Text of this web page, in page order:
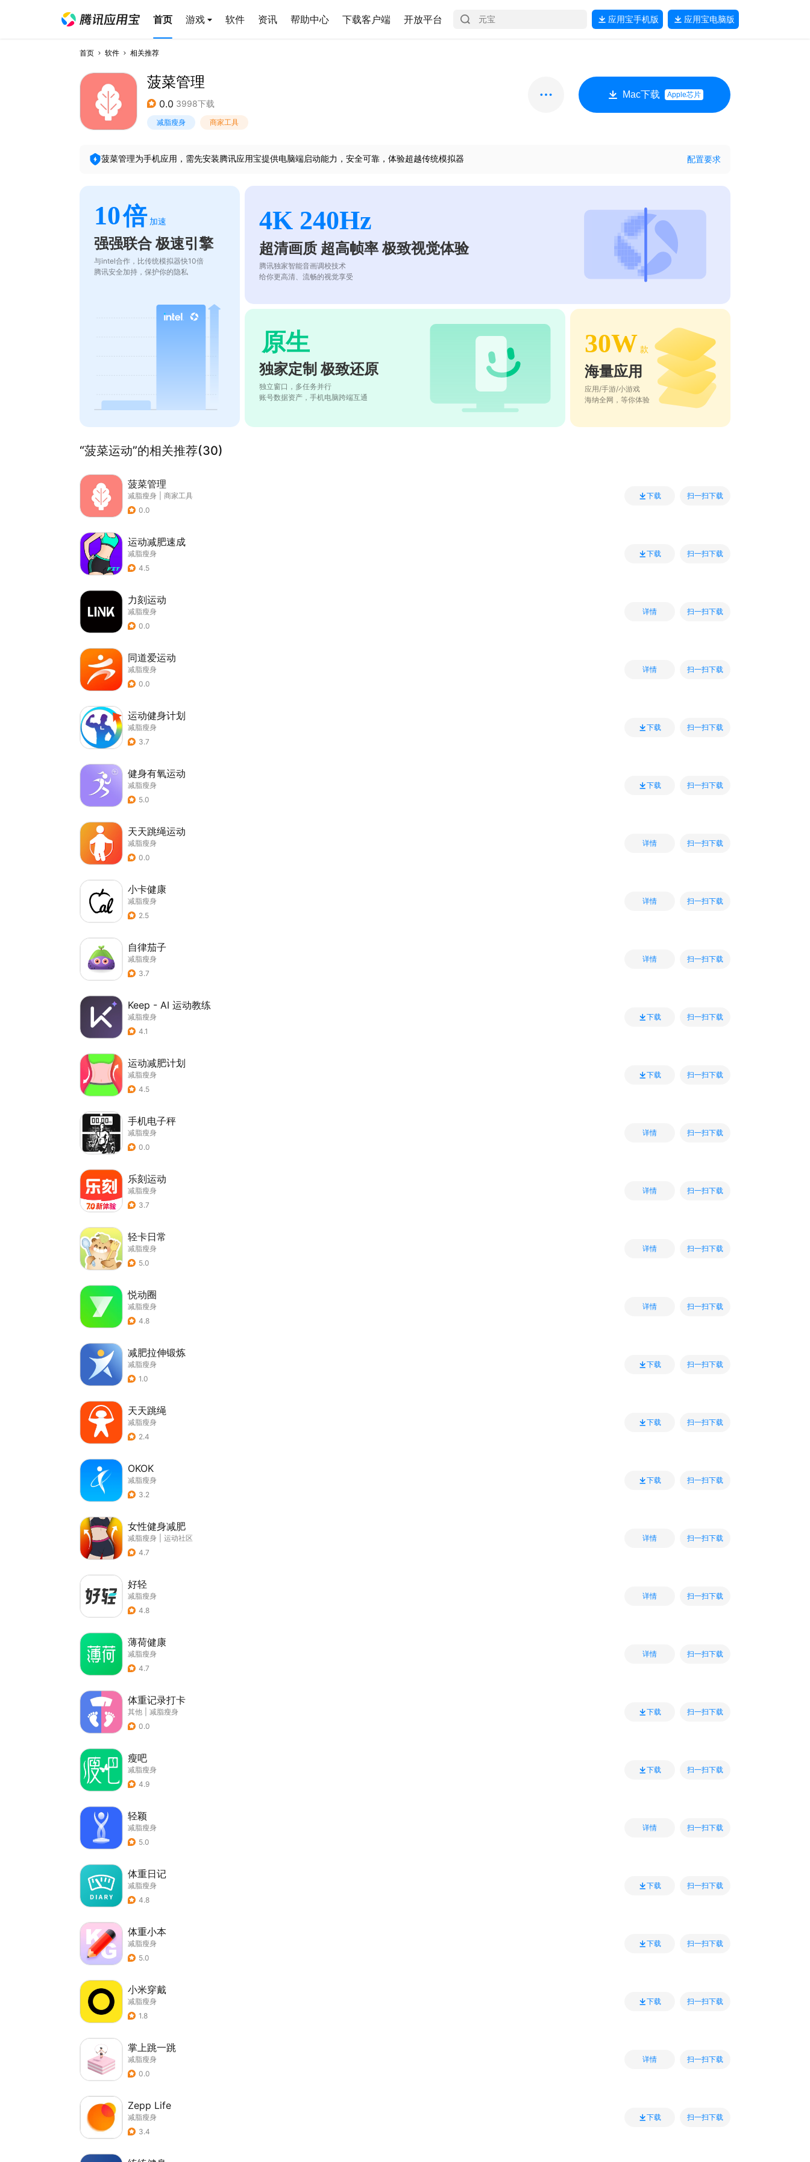
首页 游戏 软件 资讯 帮助中心 下载客户端 开放平台 应用宝手机版 应用宝电脑版
首页 软件 相关推荐
菠菜管理
0.0 3998下载
减脂瘦身 商家工具
Mac下载 Apple芯片
菠菜管理为手机应用，需先安装腾讯应用宝提供电脑端启动能力，安全可靠，体验超越传统模拟器 配置要求
10倍 加速
强强联合 极速引擎
与intel合作，比传统模拟器快10倍
腾讯安全加持，保护你的隐私
4K 240Hz
超清画质 超高帧率 极致视觉体验
腾讯独家智能音画调校技术
给你更高清、流畅的视觉享受
原生
独家定制 极致还原
独立窗口，多任务并行
账号数据资产，手机电脑跨端互通
30W 款
海量应用
应用/手游/小游戏
海纳全网，等你体验
“菠菜运动”的相关推荐(30)
菠菜管理
减脂瘦身
商家工具
0.0
下载 扫一扫下载
运动减肥速成
减脂瘦身
4.5
下载 扫一扫下载
力刻运动
减脂瘦身
0.0
详情 扫一扫下载
同道爱运动
减脂瘦身
0.0
详情 扫一扫下载
运动健身计划
减脂瘦身
3.7
下载 扫一扫下载
健身有氧运动
减脂瘦身
5.0
下载 扫一扫下载
天天跳绳运动
减脂瘦身
0.0
详情 扫一扫下载
小卡健康
减脂瘦身
2.5
详情 扫一扫下载
自律茄子
减脂瘦身
3.7
详情 扫一扫下载
Keep - AI 运动教练
减脂瘦身
4.1
下载 扫一扫下载
运动减肥计划
减脂瘦身
4.5
下载 扫一扫下载
手机电子秤
减脂瘦身
0.0
详情 扫一扫下载
乐刻运动
减脂瘦身
3.7
详情 扫一扫下载
轻卡日常
减脂瘦身
5.0
详情 扫一扫下载
悦动圈
减脂瘦身
4.8
详情 扫一扫下载
减肥拉伸锻炼
减脂瘦身
1.0
下载 扫一扫下载
天天跳绳
减脂瘦身
2.4
下载 扫一扫下载
OKOK
减脂瘦身
3.2
下载 扫一扫下载
女性健身减肥
减脂瘦身
运动社区
4.7
详情 扫一扫下载
好轻
减脂瘦身
4.8
详情 扫一扫下载
薄荷健康
减脂瘦身
4.7
详情 扫一扫下载
体重记录打卡
其他
减脂瘦身
0.0
下载 扫一扫下载
瘦吧
减脂瘦身
4.9
下载 扫一扫下载
轻颖
减脂瘦身
5.0
详情 扫一扫下载
体重日记
减脂瘦身
4.8
下载 扫一扫下载
体重小本
减脂瘦身
5.0
下载 扫一扫下载
小米穿戴
减脂瘦身
1.8
下载 扫一扫下载
掌上跳一跳
减脂瘦身
0.0
详情 扫一扫下载
Zepp Life
减脂瘦身
3.4
下载 扫一扫下载